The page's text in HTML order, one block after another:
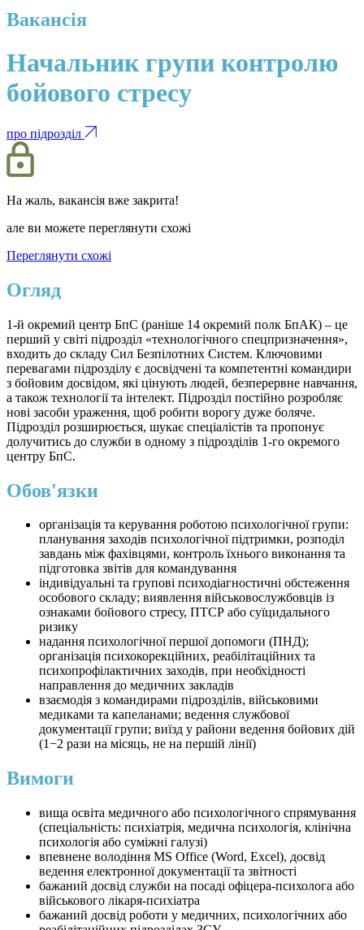
Вакансія
Начальник групи контролю
бойового стресу
про підрозділ
На жаль, вакансія вже закрита!
але ви можете переглянути схожі
Переглянути схожі
Огляд
1-й окремий центр БпС (раніше 14 окремий полк БпАК) – це
перший у світі підрозділ «технологічного спецпризначення»,
входить до складу Сил Безпілотних Систем. Ключовими
перевагами підрозділу є досвідчені та компетентні командири
з бойовим досвідом, які цінують людей, безперервне навчання,
а також технології та інтелект. Підрозділ постійно розробляє
нові засоби ураження, щоб робити ворогу дуже боляче.
Підрозділ розширюється, шукає спеціалістів та пропонує
долучитись до служби в одному з підрозділів 1-го окремого
центру БпС.
Обов'язки
організація та керування роботою психологічної групи:
планування заходів психологічної підтримки, розподіл
завдань між фахівцями, контроль їхнього виконання та
підготовка звітів для командування
індивідуальні та групові психодіагностичні обстеження
особового складу; виявлення військовослужбовців із
ознаками бойового стресу, ПТСР або суїцидального
ризику
надання психологічної першої допомоги (ПНД);
організація психокорекційних, реабілітаційних та
психопрофілактичних заходів, при необхідності
направлення до медичних закладів
взаємодія з командирами підрозділів, військовими
медиками та капеланами; ведення службової
документації групи; виїзд у райони ведення бойових дій
(1−2 рази на місяць, не на першій лінії)
Вимоги
вища освіта медичного або психологічного спрямування
(спеціальність: психіатрія, медична психологія, клінічна
психологія або суміжні галузі)
впевнене володіння MS Office (Word, Excel), досвід
ведення електронної документації та звітності
бажаний досвід служби на посаді офіцера-психолога або
військового лікаря-психіатра
бажаний досвід роботи у медичних, психологічних або